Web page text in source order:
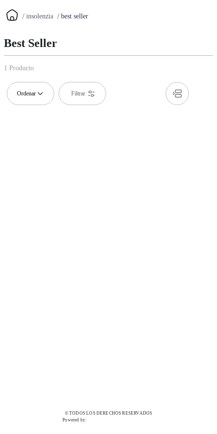
insolenzia best seller
Best Seller
1 Producto
© TODOS LOS DERECHOS RESERVADOS
Powered by: